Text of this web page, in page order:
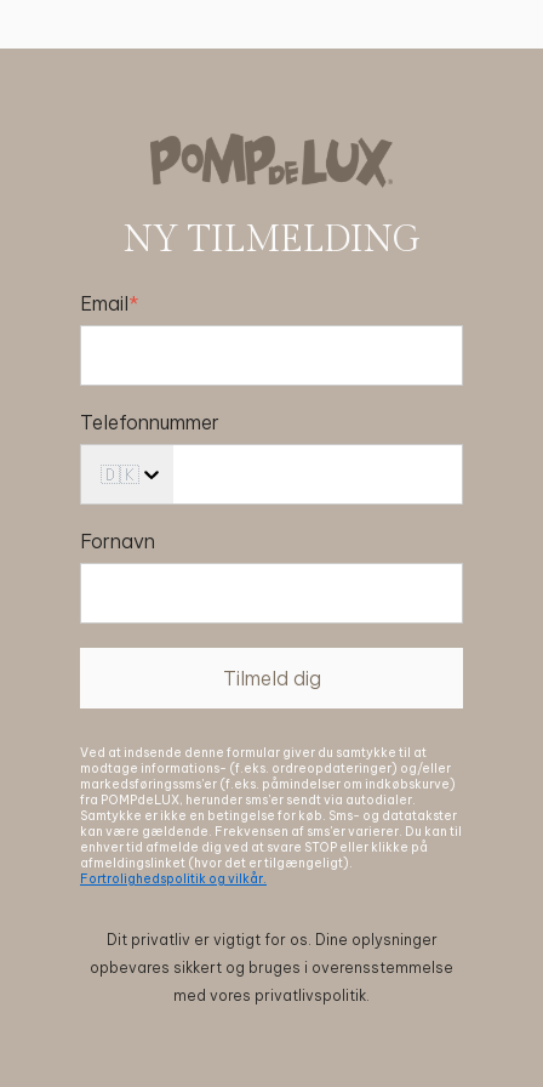
NY TILMELDING
Email*
Telefonnummer
🇩🇰
Fornavn
Tilmeld dig
Ved at indsende denne formular giver du samtykke til at
modtage informations- (f.eks. ordreopdateringer) og/eller
markedsføringssms'er (f.eks. påmindelser om indkøbskurve)
fra POMPdeLUX, herunder sms'er sendt via autodialer.
Samtykke er ikke en betingelse for køb. Sms- og datatakster
kan være gældende. Frekvensen af sms'er varierer. Du kan til
enhver tid afmelde dig ved at svare STOP eller klikke på
afmeldingslinket (hvor det er tilgængeligt).
Fortrolighedspolitik og vilkår.
Dit privatliv er vigtigt for os. Dine oplysninger
opbevares sikkert og bruges i overensstemmelse
med vores privatlivspolitik.